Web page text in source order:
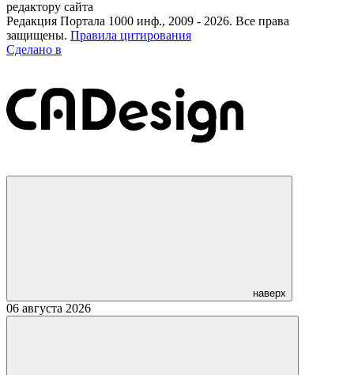
редактору сайта
Редакция Портала 1000 инф., 2009 - 2026. Все права
защищены. Правила цитирования
Сделано в
наверх
06 августа 2026